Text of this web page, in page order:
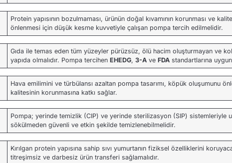
Protein yapısının bozulmaması, ürünün doğal kıvamının korunması ve
önlenmesi için düşük kesme kuvvetiyle çalışan pompa tercih edilmelidir.
Gıda ile temas eden tüm yüzeyler pürüzsüz, ölü hacim oluşturmayan ve
yapıda olmalıdır. Pompa tercihenEHEDG,3-A veFDA standartlarına uygun
Hava emilimini ve türbülansı azaltan pompa tasarımı, köpük oluşumunu
kalitesinin korunmasına katkı sağlar.
Pompa; yerinde temizlik (CIP) ve yerinde sterilizasyon (SIP) sistemleriyle
sökülmeden güvenli ve etkin şekilde temizlenebilmelidir.
Kırılgan protein yapısına sahip sıvı yumurtanın fiziksel özelliklerini
titreşimsiz ve darbesiz ürün transferi sağlamalıdır.